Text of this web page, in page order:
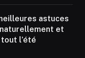
astuces
et
l’été